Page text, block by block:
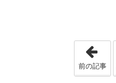
前の記事